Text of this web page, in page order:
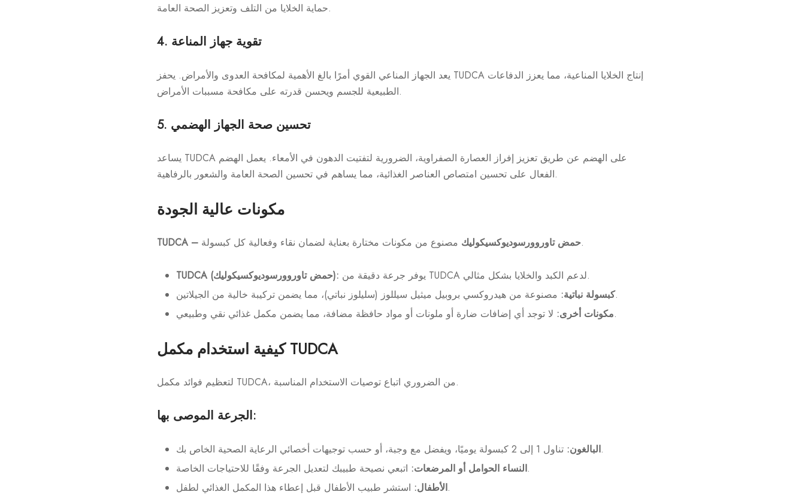
حماية الخلايا من التلف وتعزيز الصحة العامة.
4. تقوية جهاز المناعة
يعد الجهاز المناعي القوي أمرًا بالغ الأهمية لمكافحة العدوى والأمراض. يحفز TUDCA إنتاج الخلايا المناعية، مما يعزز الدفاعات
الطبيعية للجسم ويحسن قدرته على مكافحة مسببات الأمراض.
5. تحسين صحة الجهاز الهضمي
يساعد TUDCA على الهضم عن طريق تعزيز إفراز العصارة الصفراوية، الضرورية لتفتيت الدهون في الأمعاء. يعمل الهضم
الفعال على تحسين امتصاص العناصر الغذائية، مما يساهم في تحسين الصحة العامة والشعور بالرفاهية.
مكونات عالية الجودة
TUDCA – حمض تاوروورسوديوكسيكوليكمصنوع من مكونات مختارة بعناية لضمان نقاء وفعالية كل كبسولة.
TUDCA (حمض تاوروورسوديوكسيكوليك):
يوفر جرعة دقيقة من TUDCA لدعم الكبد والخلايا بشكل مثالي.
كبسولة نباتية:مصنوعة من هيدروكسي بروبيل ميثيل سيللوز (سليلوز نباتي)، مما يضمن تركيبة خالية من الجيلاتين.
مكونات أخرى:لا توجد أي إضافات ضارة أو ملونات أو مواد حافظة مضافة، مما يضمن مكمل غذائي نقي وطبيعي.
كيفية استخدام مكمل TUDCA
لتعظيم فوائد مكمل TUDCA، من الضروري اتباع توصيات الاستخدام المناسبة.
الجرعة الموصى بها:
البالغون:تناول 1 إلى 2 كبسولة يوميًا، ويفضل مع وجبة، أو حسب توجيهات أخصائي الرعاية الصحية الخاص بك.
النساء الحوامل أو المرضعات:اتبعي نصيحة طبيبك لتعديل الجرعة وفقًا للاحتياجات الخاصة.
الأطفال:استشر طبيب الأطفال قبل إعطاء هذا المكمل الغذائي لطفل.